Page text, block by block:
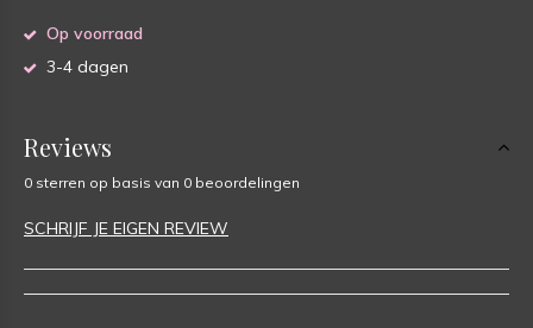
Op voorraad
3-4 dagen
Reviews
0 sterren op basis van 0 beoordelingen
SCHRIJF JE EIGEN REVIEW